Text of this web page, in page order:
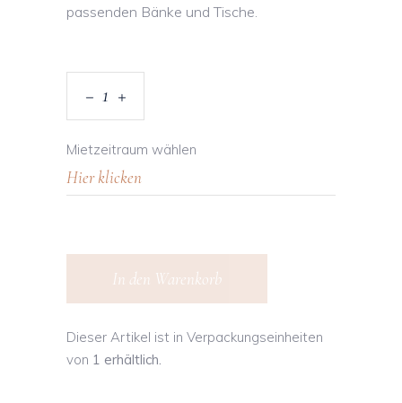
passenden Bänke und Tische.
Mietzeitraum wählen
In den Warenkorb
Dieser Artikel ist in Verpackungseinheiten
von 1 erhältlich.